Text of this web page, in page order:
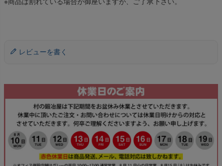
※商品は割れている場合が御座いますが、ご了承下さい。
レビューを書く